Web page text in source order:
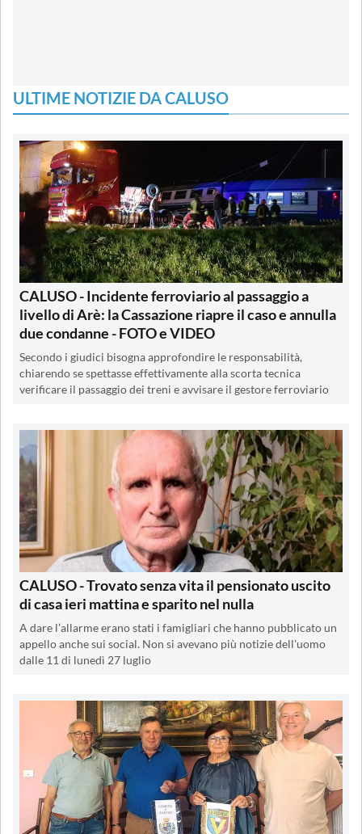
ULTIME NOTIZIE DA CALUSO
CALUSO - Incidente ferroviario al passaggio a
livello di Arè: la Cassazione riapre il caso e annulla
due condanne - FOTO e VIDEO
Secondo i giudici bisogna approfondire le responsabilità,
chiarendo se spettasse effettivamente alla scorta tecnica
verificare il passaggio dei treni e avvisare il gestore ferroviario
CALUSO - Trovato senza vita il pensionato uscito
di casa ieri mattina e sparito nel nulla
A dare l’allarme erano stati i famigliari che hanno pubblicato un
appello anche sui social. Non si avevano più notizie dell'uomo
dalle 11 di lunedì 27 luglio